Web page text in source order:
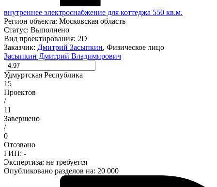
внутреннее электроснабжение для коттеджа 550 кв.м.
Регион объекта: Московская область
Статус: Выполнено
Вид проектирования: 2D
Заказчик: Дмитрий Засыпкин, Физическое лицо
Засыпкин Дмитрий Владимирович
Удмуртская Республика
15
Проектов
/
11
Завершено
/
0
Отозвано
ГИП: -
Экспертиза: не требуется
Опубликовано разделов на: 20 000